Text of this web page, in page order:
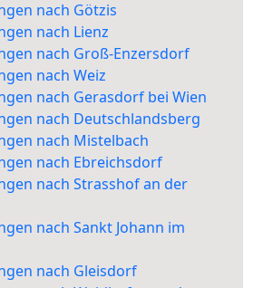
nach Götzis
nach Lienz
nach Groß-Enzersdorf
nach Weiz
nach Gerasdorf bei Wien
nach Deutschlandsberg
nach Mistelbach
nach Ebreichsdorf
nach Strasshof an der
nach Sankt Johann im
nach Gleisdorf